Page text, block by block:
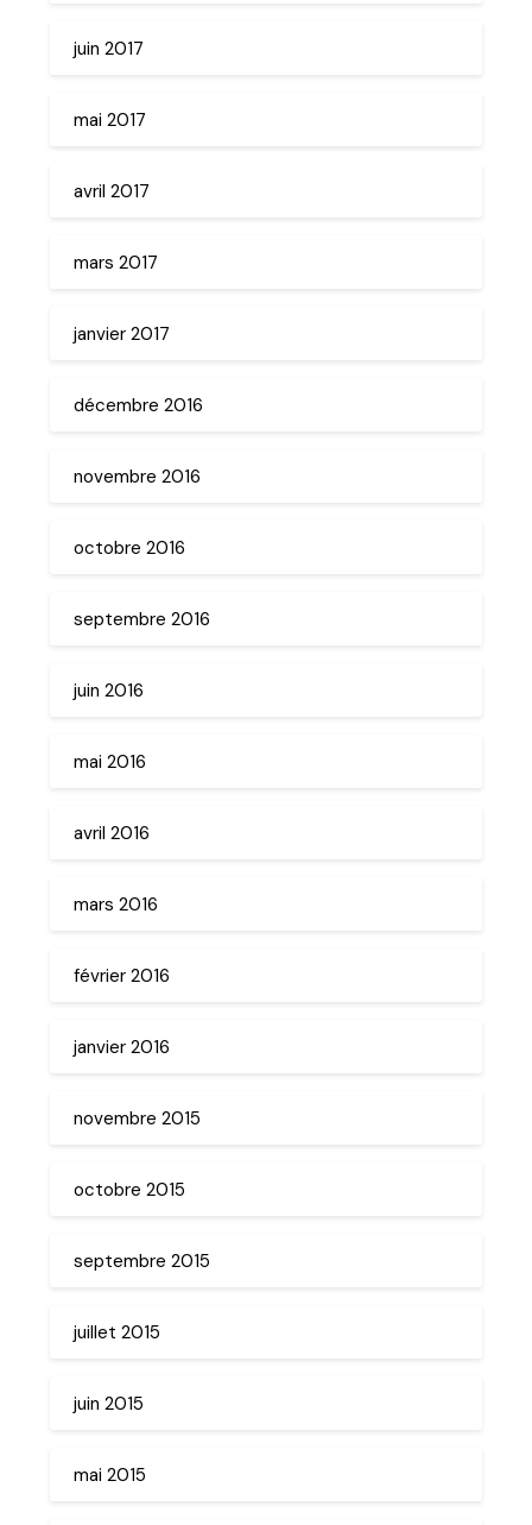
juin 2017
mai 2017
avril 2017
mars 2017
janvier 2017
décembre 2016
novembre 2016
octobre 2016
septembre 2016
juin 2016
mai 2016
avril 2016
mars 2016
février 2016
janvier 2016
novembre 2015
octobre 2015
septembre 2015
juillet 2015
juin 2015
mai 2015